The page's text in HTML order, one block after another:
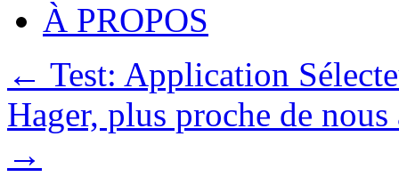
À PROPOS
← Test: Application
Hager, plus proche de nous
→